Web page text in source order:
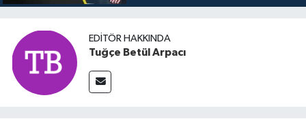
EDITÖR HAKKINDA
Tuğçe Betül Arpacı